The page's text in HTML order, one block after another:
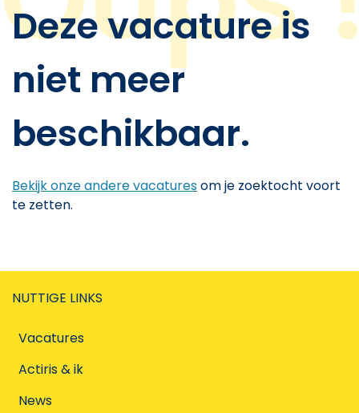
Deze vacature is
niet meer
beschikbaar.
Bekijk onze andere vacaturesom je zoektocht voort
te zetten.
NUTTIGE LINKS
Vacatures
Actiris & ik
News